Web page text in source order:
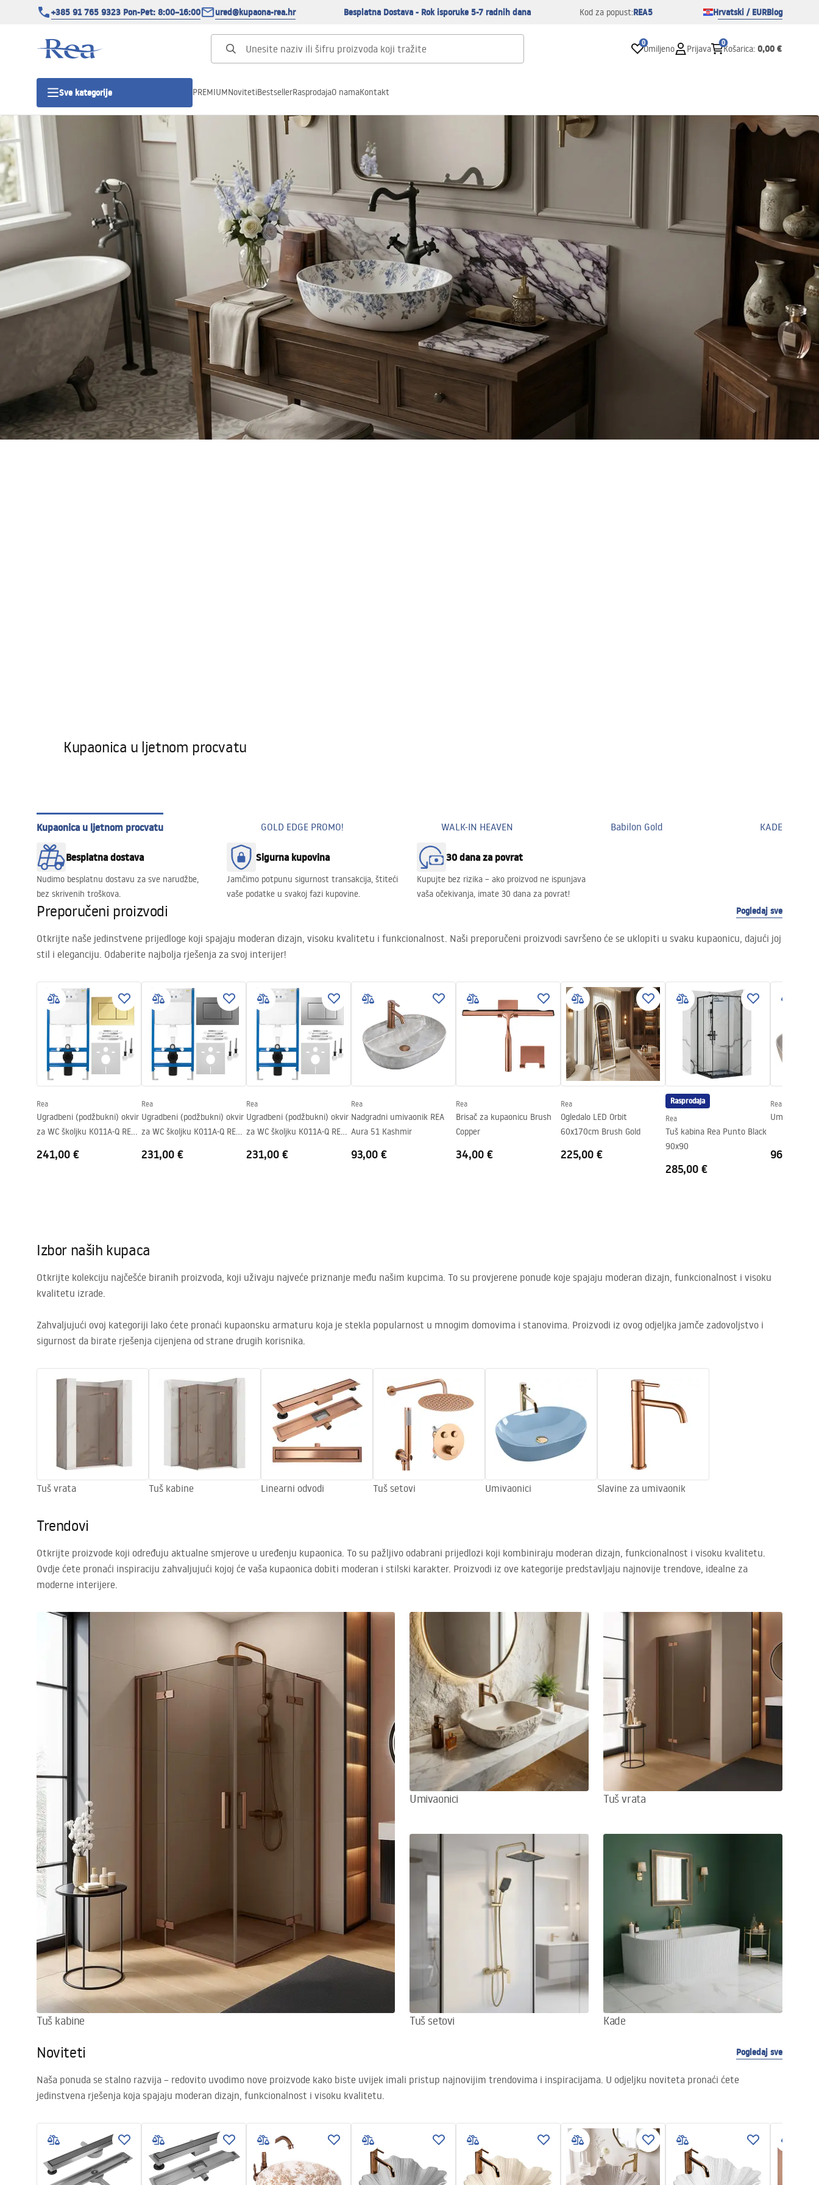
+385 91 765 9323 Pon-Pet: 8:00–16:00 ured@kupaona-rea.hr Besplatna Dostava - Rok isporuke 5-7 radnih dana Kod za popust:REA5 Hrvatski / EURBlog
0
Omiljeno Prijava
0
Košarica: 0,00 €
Sve kategorije
Tuš vrata
Tuš kade
Tuš Kanalice
WC školjke
Umivaonici
Kade i paravani
Miješalice, pipe, slavine
Tuševi
PREMIUMNovitetiBestsellerRasprodajaO namaKontakt
Kupaonica u ljetnom procvatu
Kupaonica u ljetnom procvatu GOLD EDGE PROMO! WALK-IN HEAVEN Babilon Gold KADE
Besplatna dostava
Nudimo besplatnu dostavu za sve narudžbe,
bez skrivenih troškova.
Sigurna kupovina
Jamčimo potpunu sigurnost transakcija, štiteći
vaše podatke u svakoj fazi kupovine.
30 dana za povrat
Kupujte bez rizika – ako proizvod ne ispunjava
vaša očekivanja, imate 30 dana za povrat!
Preporučeni proizvodi Pogledaj sve
Otkrijte naše jedinstvene prijedloge koji spajaju moderan dizajn, visoku kvalitetu i funkcionalnost. Naši preporučeni proizvodi savršeno će se uklopiti u svaku kupaonicu, dajući joj
stil i eleganciju. Odaberite najbolja rješenja za svoj interijer!
Rea
Ugradbeni (podžbukni) okvir
za WC školjku K011A-Q REA
241,00 €
Rea
Ugradbeni (podžbukni) okvir
za WC školjku K011A-Q REA
231,00 €
Rea
Ugradbeni (podžbukni) okvir
za WC školjku K011A-Q REA
231,00 €
Rea
Nadgradni umivaonik REA
Aura 51 Kashmir
93,00 €
Rea
Brisač za kupaonicu Brush
Copper
34,00 €
Rea
Ogledalo LED Orbit
60x170cm Brush Gold
225,00 €
Rasprodaja
Rea
Tuš kabina Rea Punto Black
90x90
285,00 €
Rea
Umivaonik
96,00 €
Izbor naših kupaca
Otkrijte kolekciju najčešće biranih proizvoda, koji uživaju najveće priznanje među našim kupcima. To su provjerene ponude koje spajaju moderan dizajn, funkcionalnost i visoku
kvalitetu izrade.
Zahvaljujući ovoj kategoriji lako ćete pronaći kupaonsku armaturu koja je stekla popularnost u mnogim domovima i stanovima. Proizvodi iz ovog odjeljka jamče zadovoljstvo i
sigurnost da birate rješenja cijenjena od strane drugih korisnika.
Tuš vrata Tuš kabine Linearni odvodi Tuš setovi Umivaonici Slavine za umivaonik
Trendovi
Otkrijte proizvode koji određuju aktualne smjerove u uređenju kupaonica. To su pažljivo odabrani prijedlozi koji kombiniraju moderan dizajn, funkcionalnost i visoku kvalitetu.
Ovdje ćete pronaći inspiraciju zahvaljujući kojoj će vaša kupaonica dobiti moderan i stilski karakter. Proizvodi iz ove kategorije predstavljaju najnovije trendove, idealne za
moderne interijere.
Tuš kabine
Umivaonici Tuš vrata
Tuš setovi Kade
Noviteti Pogledaj sve
Naša ponuda se stalno razvija – redovito uvodimo nove proizvode kako biste uvijek imali pristup najnovijim trendovima i inspiracijama. U odjeljku noviteta pronaći ćete
jedinstvena rješenja koja spajaju moderan dizajn, funkcionalnost i visoku kvalitetu.